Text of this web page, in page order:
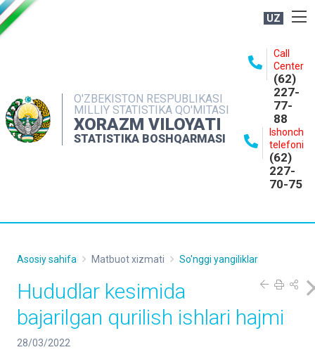
UZ
O'ZBEKISTON RESPUBLIKASI
MILLIY STATISTIKA QO'MITASI
XORAZM VILOYATI
STATISTIKA BOSHQARMASI
Call
Center
(62)
227-
77-
88
Ishonch
telefoni
(62)
227-
70-75
NASHRLAR
INTERAKTIV XIZMATLAR
MATBUOT XIZMATI
Asosiy sahifa Matbuot xizmati So'nggi yangiliklar
Hududlar kesimida
bajarilgan qurilish ishlari hajmi
28/03/2022